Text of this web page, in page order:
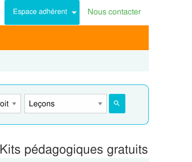
Espace adhérent Nous contacter
Kits pédagogiques gratuits